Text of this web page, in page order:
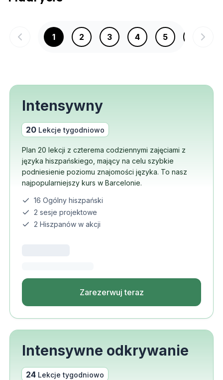
1 2 3 4 5
Intensywny
20 Lekcje tygodniowo
Plan 20 lekcji z czterema codziennymi zajęciami z
języka hiszpańskiego, mający na celu szybkie
podniesienie poziomu znajomości języka. To nasz
najpopularniejszy kurs w Barcelonie.
16 Ogólny hiszpański
2 sesje projektowe
2 Hiszpanów w akcji
Zarezerwuj teraz
Intensywne odkrywanie
24 Lekcje tygodniowo